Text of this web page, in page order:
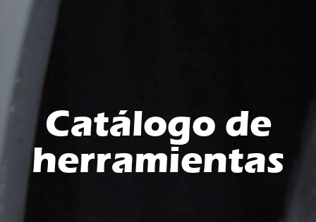
Catálogo de
herramientas